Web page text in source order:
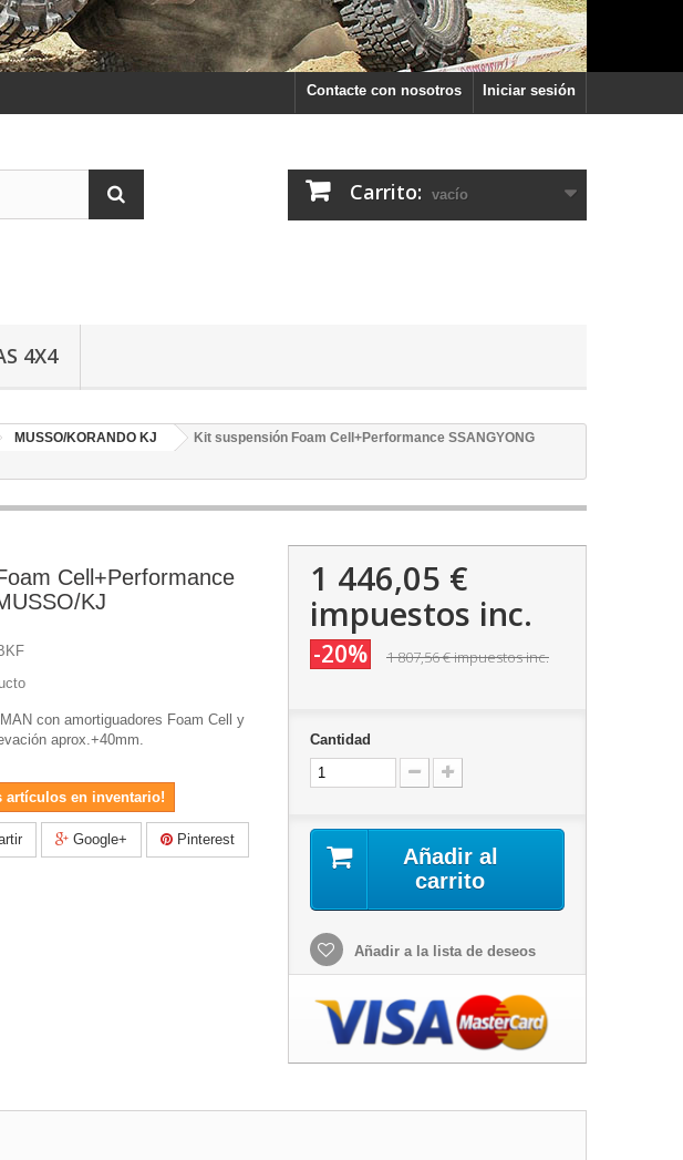
Iniciar sesión
Contacte con nosotros
Carrito: vacío
4X4
MUSSO/KORANDO KJ
Kit suspensión Foam Cell+Performance SSANGYONG
Cell+Performance
KJ
con amortiguadores Foam Cell y
aprox.+40mm.
artículos en inventario!
Google+ Pinterest
1 446,05 €
impuestos inc.
-20% 1 807,56 €impuestos inc.
Cantidad
Añadir al
carrito
Añadir a la lista de deseos